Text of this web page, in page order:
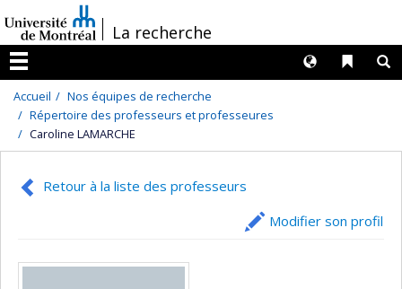
au
contenu
/La recherche
Menu
Liens
Langues
Accueil
Nos équipes de recherche
Répertoire des professeurs et professeures
Caroline LAMARCHE
Retour à la liste des professeurs
Modifier son profil